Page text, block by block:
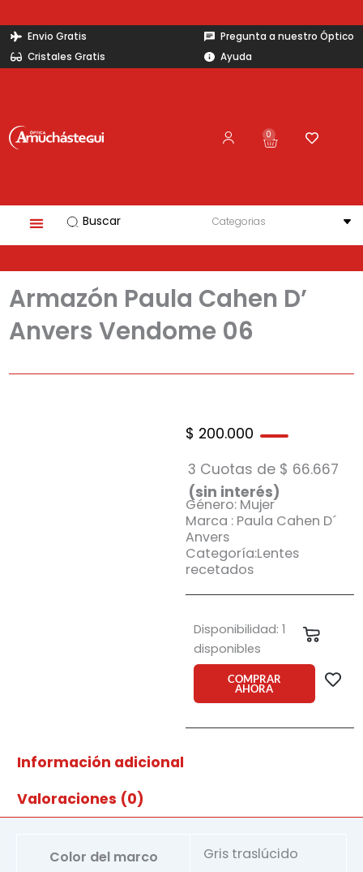
al
contenido
Envio Gratis
Cristales Gratis
Pregunta a nuestro Óptico
Ayuda
0
Carrito
Search
Armazón Paula Cahen D’
Anvers Vendome 06
$ 200.000
3 Cuotas de $ 66.667
(sin interés)
Género: Mujer
Marca : Paula Cahen D´
Anvers
Categoría:Lentes
recetados
Disponibilidad: 1
disponibles
Armazón
Paula
Cahen
Vendome
06
COMPRAR
AHORA
Información adicional
Valoraciones (0)
Color del marco Gris traslúcido